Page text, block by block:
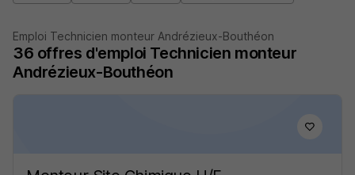
Emploi Technicien monteur Andrézieux-Bouthéon
36 offres d'emploi Technicien monteur
Andrézieux-Bouthéon